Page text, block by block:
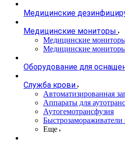
Медицинские
Медицинские мониторы
Медицинские
Медицинские
Оборудование для
Служба крови
Автоматизированная
Аппараты для
Аутогемотрансфузия
Еще